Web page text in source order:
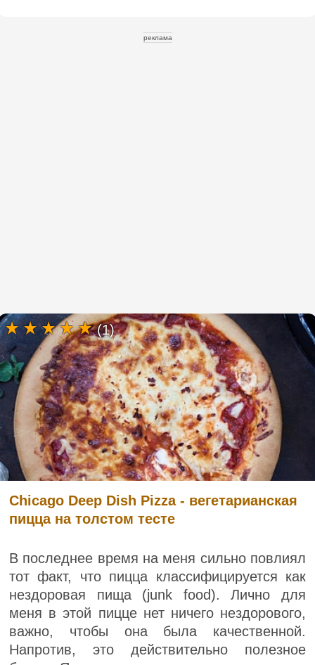
реклама
Chicago Deep Dish Pizza - вегетарианская
пицца на толстом тесте
В последнее время на меня сильно повлиял
тот факт, что пицца классифицируется как
нездоровая пища (junk food). Лично для
меня в этой пицце нет ничего нездорового,
важно, чтобы она была качественной.
Напротив, это действительно полезное
(1)